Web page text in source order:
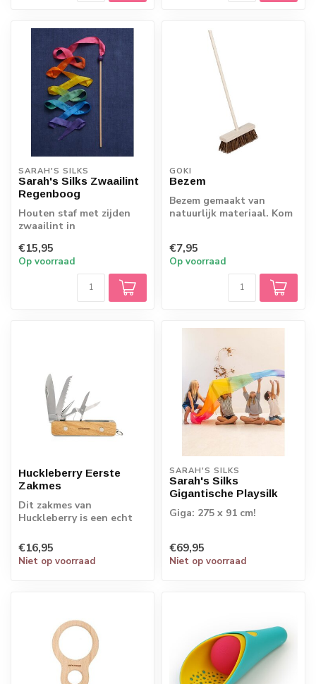
SARAH'S SILKS
Sarah's Silks Zwaailint
Regenboog
Houten staf met zijden
zwaailint in
Sarah's Silks magische
sta...
€15,95
Op voorraad
GOKI
Bezem
Bezem gemaakt van
natuurlijk materiaal. Kom
€7,95
Op voorraad
Huckleberry Eerste
Zakmes
Dit zakmes van
Huckleberry is een echt
uitgerust met de ...
€16,95
Niet op voorraad
SARAH'S SILKS
Sarah's Silks
Gigantische Playsilk
Giga: 275 x 91 cm!
€69,95
Niet op voorraad